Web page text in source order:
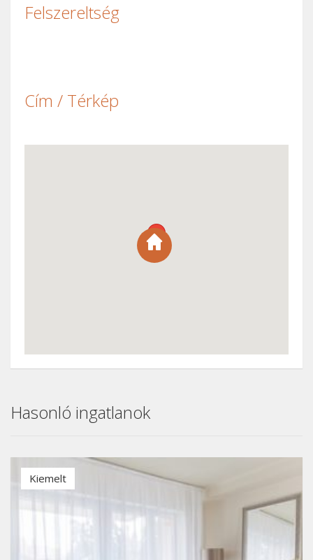
Felszereltség
Cím / Térkép
Hasonló ingatlanok
Kiemelt